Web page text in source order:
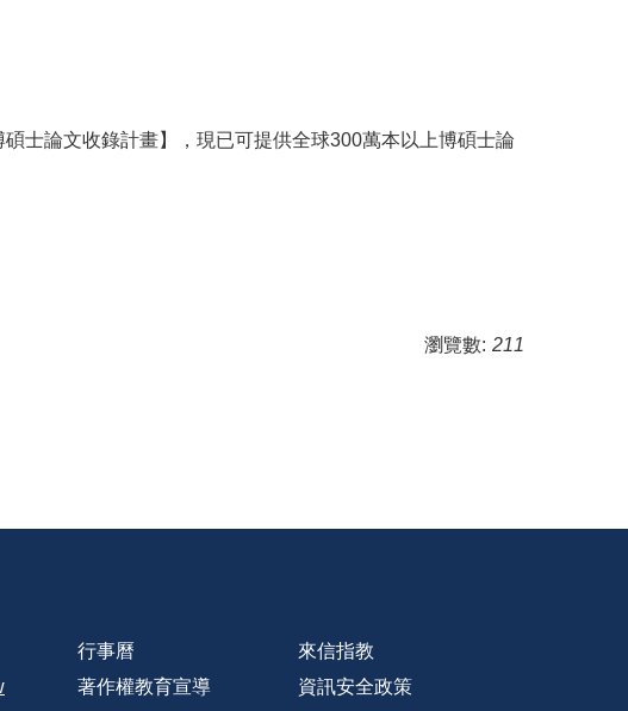
士論文收錄計畫】，現已可提供全球300萬本以上博碩士論
瀏覽數: 211
行事曆
來信指教
著作權教育宣導
資訊安全政策